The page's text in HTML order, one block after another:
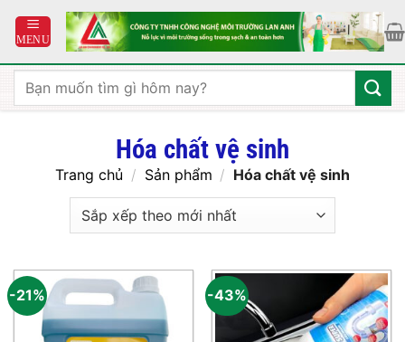
qua
dung
Tìm
kiếm:
Hóa chất vệ sinh
Trang chủ / Sản phẩm / Hóa chất vệ sinh
-21% -43%